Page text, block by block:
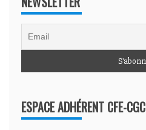
ESPACE ADHÉRENT CFE-CGC